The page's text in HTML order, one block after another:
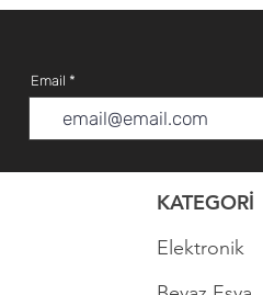
Email
KATEGORİ
Elektronik